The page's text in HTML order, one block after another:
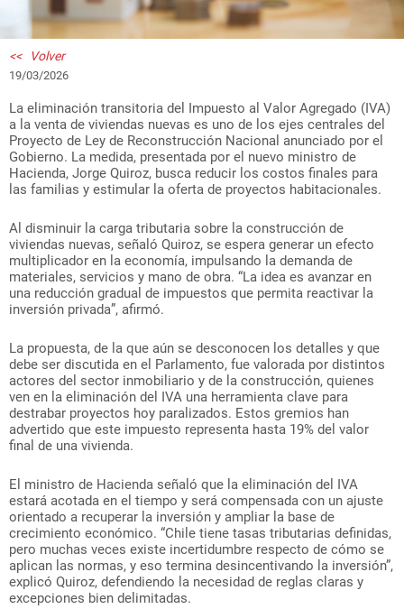
<< Volver
19/03/2026
La eliminación transitoria del Impuesto al Valor Agregado (IVA)
a la venta de viviendas nuevas es uno de los ejes centrales del
Proyecto de Ley de Reconstrucción Nacional anunciado por el
Gobierno. La medida, presentada por el nuevo ministro de
Hacienda, Jorge Quiroz, busca reducir los costos finales para
las familias y estimular la oferta de proyectos habitacionales.
Al disminuir la carga tributaria sobre la construcción de
viviendas nuevas, señaló Quiroz, se espera generar un efecto
multiplicador en la economía, impulsando la demanda de
materiales, servicios y mano de obra. “La idea es avanzar en
una reducción gradual de impuestos que permita reactivar la
inversión privada”, afirmó.
La propuesta, de la que aún se desconocen los detalles y que
debe ser discutida en el Parlamento, fue valorada por distintos
actores del sector inmobiliario y de la construcción, quienes
ven en la eliminación del IVA una herramienta clave para
destrabar proyectos hoy paralizados. Estos gremios han
advertido que este impuesto representa hasta 19% del valor
final de una vivienda.
El ministro de Hacienda señaló que la eliminación del IVA
estará acotada en el tiempo y será compensada con un ajuste
orientado a recuperar la inversión y ampliar la base de
crecimiento económico. “Chile tiene tasas tributarias definidas,
pero muchas veces existe incertidumbre respecto de cómo se
aplican las normas, y eso termina desincentivando la inversión”,
explicó Quiroz, defendiendo la necesidad de reglas claras y
excepciones bien delimitadas.